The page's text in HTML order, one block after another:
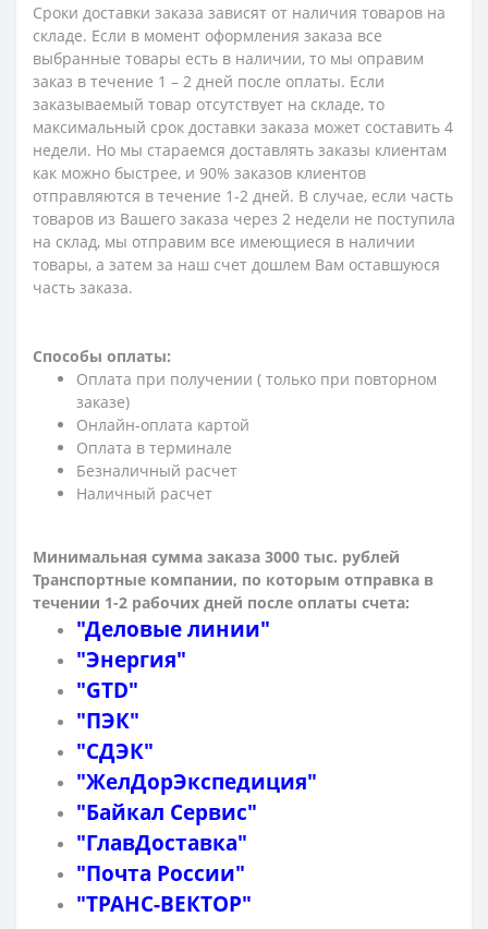
Сроки доставки заказа зависят от наличия товаров на
складе. Если в момент оформления заказа все
выбранные товары есть в наличии, то мы оправим
заказ в течение 1 – 2 дней после оплаты. Если
заказываемый товар отсутствует на складе, то
максимальный срок доставки заказа может составить 4
недели. Но мы стараемся доставлять заказы клиентам
как можно быстрее, и 90% заказов клиентов
отправляются в течение 1-2 дней. В случае, если часть
товаров из Вашего заказа через 2 недели не поступила
на склад, мы отправим все имеющиеся в наличии
товары, а затем за наш счет дошлем Вам оставшуюся
часть заказа.
Способы оплаты:
Оплата при получении ( только при повторном
заказе)
Онлайн-оплата картой
Оплата в терминале
Безналичный расчет
Наличный расчет
Минимальная сумма заказа 3000 тыс. рублей
Транспортные компании, по которым отправка в
течении 1-2 рабочих дней после оплаты счета:
"Деловые линии"
"Энергия"
"GTD"
"ПЭК"
"СДЭК"
"ЖелДорЭкспедиция"
"Байкал Сервис"
"ГлавДоставка"
"Почта России"
"ТРАНС-ВЕКТОР"